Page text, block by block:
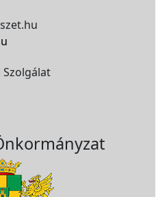
Szolgálat